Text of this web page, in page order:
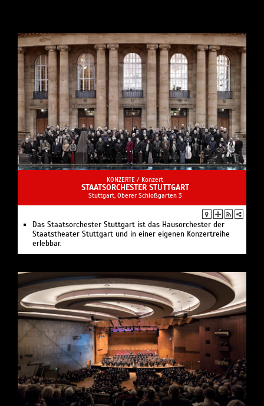
KONZERTE / Konzert
STAATSORCHESTER STUTTGART
Stuttgart, Oberer Schloßgarten 3
Das Staatsorchester Stuttgart ist das Hausorchester der
Staatstheater Stuttgart und in einer eigenen Konzertreihe
erlebbar.